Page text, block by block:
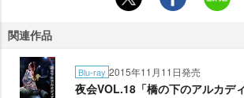
関連作品
Blu-ray 2015年11月11日発売
夜会VOL.18「橋の下のアルカデ